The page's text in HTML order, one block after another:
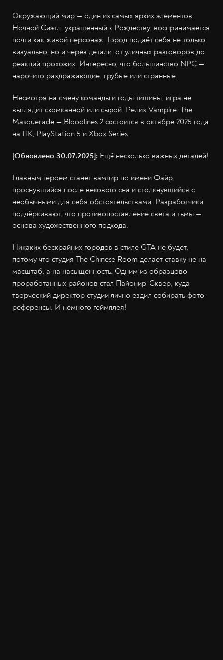
Окружающий мир — один из самых ярких элементов.
Ночной Сиэтл, украшенный к Рождеству, воспринимается
почти как живой персонаж. Город подаёт себя не только
визуально, но и через детали: от уличных разговоров до
реакций прохожих. Интересно, что большинство NPC —
нарочито раздражающие, грубые или странные.
Несмотря на смену команды и годы тишины, игра не
выглядит скомканной или сырой. Релиз Vampire: The
Masquerade — Bloodlines 2 состоится в октябре 2025 года
на ПК, PlayStation 5 и Xbox Series.
[Обновлено 30.07.2025]: Ещё несколько важных деталей!
Главным героем станет вампир по имени Файр,
проснувшийся после векового сна и столкнувшийся с
необычными для себя обстоятельствами. Разработчики
подчёркивают, что противопоставление света и тьмы —
основа художественного подхода.
Никаких бескрайних городов в стиле GTA не будет,
потому что студия The Chinese Room делает ставку не на
масштаб, а на насыщенность. Одним из образцово
проработанных районов стал Пайонир-Сквер, куда
творческий директор студии лично ездил собирать фото-
референсы. И немного геймплея!